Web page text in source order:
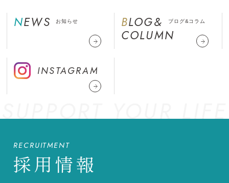
NEWS お知らせ
BLOG&
COLUMN
ブログ&コラム
INSTAGRAM
SUPPORT YOUR LIFE
RECRUITMENT
採用情報